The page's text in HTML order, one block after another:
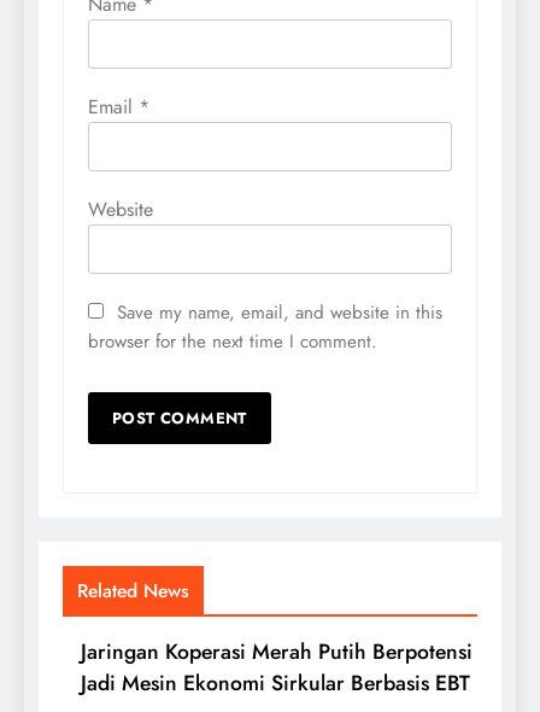
Email *
Website
Save my name, email, and website in this
browser for the next time I comment.
Related News
Jaringan Koperasi Merah Putih Berpotensi
Jadi Mesin Ekonomi Sirkular Berbasis EBT